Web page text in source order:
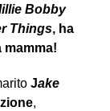
Bobby
Things, ha
Jake
,